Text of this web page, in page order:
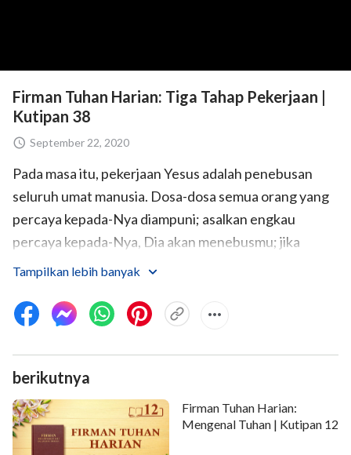
Firman Tuhan Harian: Tiga Tahap Pekerjaan |
Kutipan 38
September 22, 2020
Pada masa itu, pekerjaan Yesus adalah penebusan
seluruh umat manusia. Dosa-dosa semua orang yang
percaya kepada-Nya diampuni; asalkan engkau
percaya kepada-Nya, Dia akan menebusmu; jika
engkau percaya kepada-Nya, engkau bukan lagi orang
Inilah yang dimaksud dengan diselamatkan dan
dibenarkan oleh iman. Namun di antara orang-orang
percaya, masih ada yang memberontak dan melawan
Tuhan, dan secara bertahap harus dibuang.
Keselamatantidak berarti manusia telah sepenuhnya
didapatkan oleh Yesus, tetapi manusia tidak lagi
terikat oleh dosa, dosa-dosanya telah diampuni:
Tampilkan lebih banyak
berikutnya
Firman Tuhan Harian:
Mengenal Tuhan | Kutipan 12